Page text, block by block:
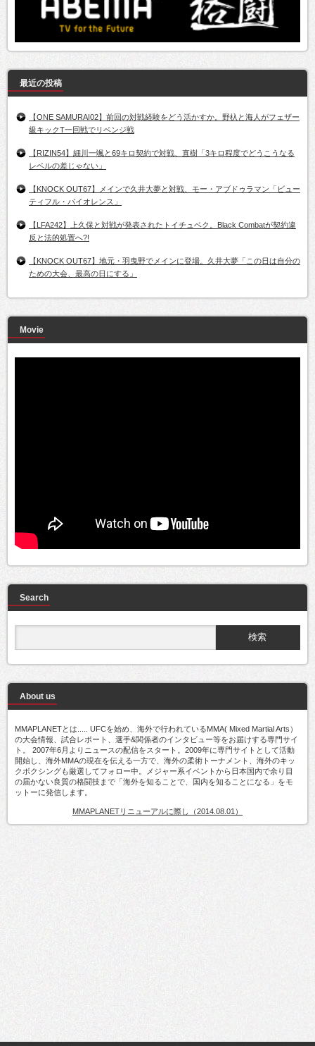
最近の投稿
【ONE SAMURAI02】前回の対戦経験をどう活かすか。野杁と海人がフェザー
級キックT一回戦でリベンジ戦
【RIZIN54】細川一颯と69キロ契約で対戦、直樹「3キロ程度でどうこうなる
レベルの差じゃない」
【KNOCK OUT67】メインで久井大夢と対戦、モー・アブドゥラマン「ビュー
ティフル・バイオレンス」
【LFA242】上久保と対戦が発表されたトイチュベク。Black Combatが契約違
反と法的処置へ?!
【KNOCK OUT67】地元・羽曳野でメインに登場。久井大夢「この日は自分の
ための大会、最高の日にする」
Movie
Search
About us
MMAPLANETとは..... UFCを始め、海外で行われているMMA( Mixed Martial Arts）
の大会情報、試合レポート、選手&関係者のインタビュー等をお届けする専門サイ
ト。 2007年6月よりニュースの配信をスタート。2009年に専門サイトとして活動
開始し、海外MMAの現在を伝える一方で、海外の柔術トーナメント、海外のキッ
クボクシングも厳選してフォロー中。メジャー系イベントから日本国内で余り目
の届かない良質の格闘技まで「海外を知ることで、国内を知ることになる」をモ
ットーに発信します。
MMAPLANETリニューアルに際し（2014.08.01）